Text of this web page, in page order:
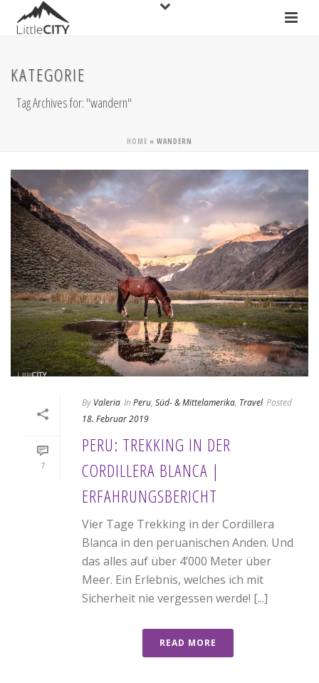
KATEGORIE
Tag Archives for: "wandern"
HOME » WANDERN
7
By Valeria In Peru, Süd- & Mittelamerika, Travel Posted
18. Februar 2019
PERU: TREKKING IN DER
CORDILLERA BLANCA |
ERFAHRUNGSBERICHT
Vier Tage Trekking in der Cordillera
Blanca in den peruanischen Anden. Und
das alles auf über 4’000 Meter über
Meer. Ein Erlebnis, welches ich mit
Sicherheit nie vergessen werde! [...]
READ MORE